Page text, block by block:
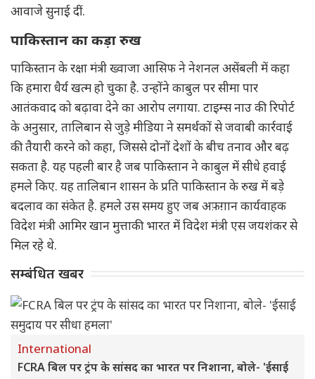
आवाजे सुनाई दीं.
पाकिस्तान का कड़ा रुख
पाकिस्तान के रक्षा मंत्री ख्वाजा आसिफ ने नेशनल असेंबली में कहा
कि हमारा धैर्य खत्म हो चुका है. उन्होंने काबुल पर सीमा पार
आतंकवाद को बढ़ावा देने का आरोप लगाया. टाइम्स नाउ की रिपोर्ट
के अनुसार, तालिबान से जुड़े मीडिया ने समर्थकों से जवाबी कार्रवाई
की तैयारी करने को कहा, जिससे दोनों देशों के बीच तनाव और बढ़
सकता है. यह पहली बार है जब पाकिस्तान ने काबुल में सीधे हवाई
हमले किए. यह तालिबान शासन के प्रति पाकिस्तान के रुख में बड़े
बदलाव का संकेत है. हमले उस समय हुए जब अफ़ग़ान कार्यवाहक
विदेश मंत्री आमिर खान मुत्ताकी भारत में विदेश मंत्री एस जयशंकर से
मिल रहे थे.
सम्बंधित खबर
International
FCRA बिल पर ट्रंप के सांसद का भारत पर निशाना, बोले- 'ईसाई